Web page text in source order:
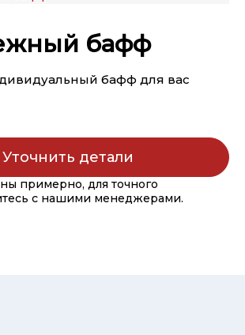
бафф
бафф для вас
Уточнить детали
примерно, для точного
с нашими менеджерами.